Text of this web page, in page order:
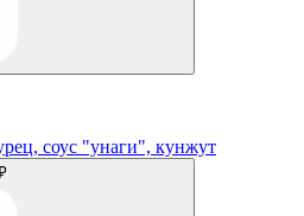
соус "унаги", кунжут